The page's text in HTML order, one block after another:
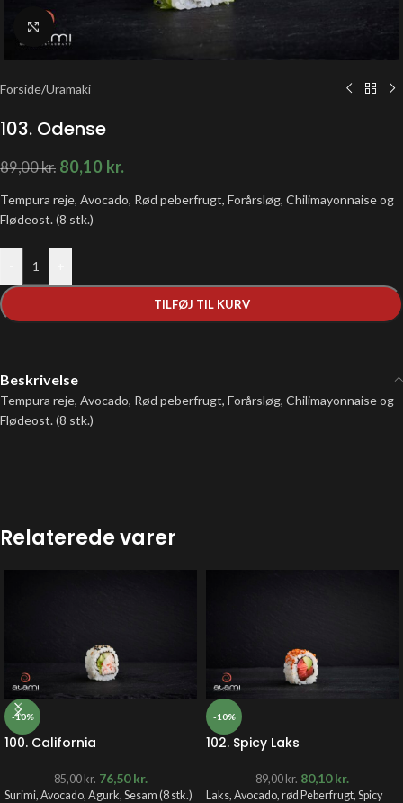
Klik for at forstørre
Forside/Uramaki
103. Odense
89,00kr. 80,10 kr.
Tempura reje, Avocado, Rød peberfrugt, Forårsløg, Chilimayonnaise og
Flødeost. (8 stk.)
TILFØJ TIL KURV
Beskrivelse
Tempura reje, Avocado, Rød peberfrugt, Forårsløg, Chilimayonnaise og
Flødeost. (8 stk.)
Relaterede varer
-10%
100. California
85,00kr. 76,50kr.
Surimi, Avocado, Agurk, Sesam (8 stk.)
-10%
102. Spicy Laks
89,00kr. 80,10kr.
Laks, Avocado, rød Peberfrugt, Spicy